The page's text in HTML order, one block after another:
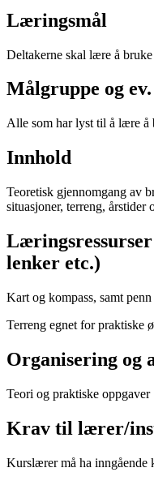
Læringsmål
Deltakerne skal lære å
Målgruppe og
Alle som har lyst til å lære å
Innhold
Teoretisk gjennomgang av
situasjoner, terreng,
lenker etc.)
Kart og kompass, samt
Terreng egnet for praktiske
Organisering og
Teori og praktiske oppgaver
Krav til lærer/
Kurslærer må ha inngående